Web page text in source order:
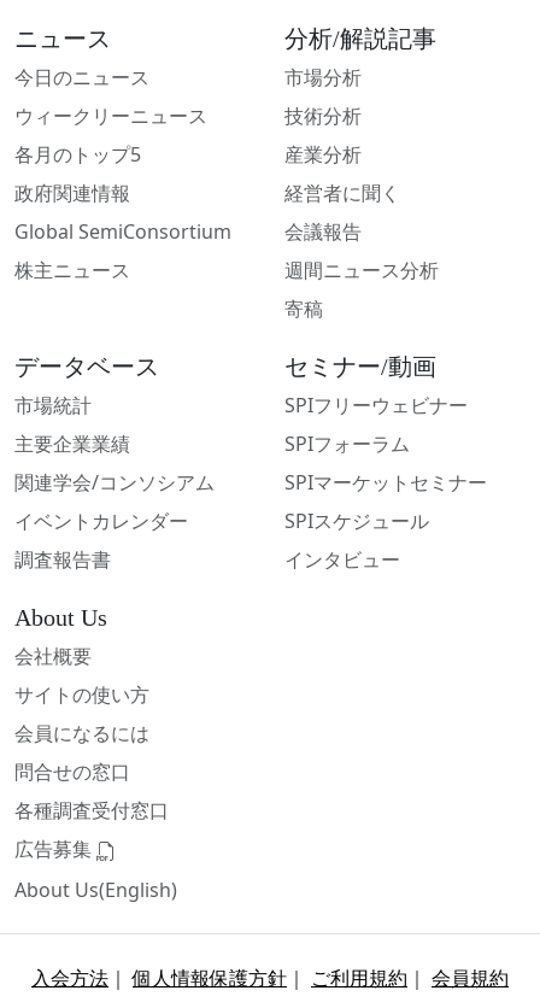
ニュース
今日のニュース
ウィークリーニュース
各月のトップ5
政府関連情報
Global SemiConsortium
株主ニュース
分析/解説記事
市場分析
技術分析
産業分析
経営者に聞く
会議報告
週間ニュース分析
寄稿
データベース
市場統計
主要企業業績
関連学会/コンソシアム
イベントカレンダー
調査報告書
セミナー/動画
SPIフリーウェビナー
SPIフォーラム
SPIマーケットセミナー
SPIスケジュール
インタビュー
About Us
会社概要
サイトの使い方
会員になるには
問合せの窓口
各種調査受付窓口
広告募集
About Us(English)
入会方法 ｜個人情報保護方針 ｜ ご利用規約 ｜ 会員規約